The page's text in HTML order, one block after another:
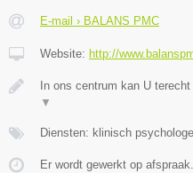
E-mail › BALANS PMC
Website: http://
In ons centrum kan U
▼
Diensten: klinisch
Er wordt gewerkt op afspraak.